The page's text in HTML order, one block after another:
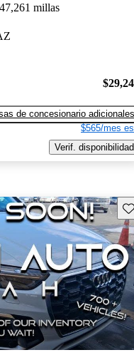
47,261 millas
de concesionario adicionales
$565/mes
Verif. disponibilidad